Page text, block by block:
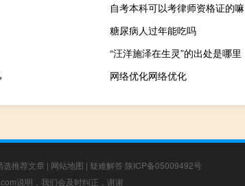
自考本科可以考律师资格证的嘛
糖尿病人过年能吃吗
“汪洋施泽在生灵”的出处是哪里
网络优化网络优化
选推荐文章 | 网站地图 | 疑难解答 陕ICP备05009492号
说明，我们会及时纠正，谢谢